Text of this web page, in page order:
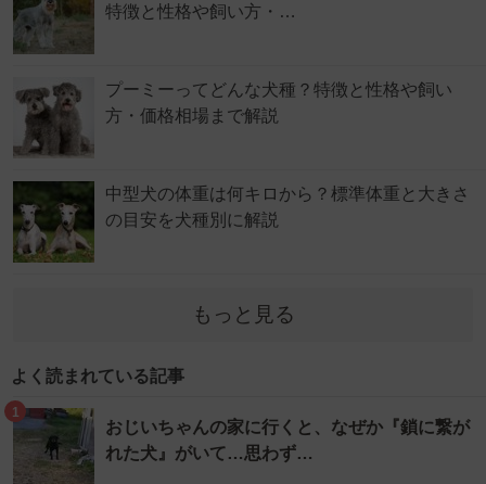
特徴と性格や飼い方・…
プーミーってどんな犬種？特徴と性格や飼い
方・価格相場まで解説
中型犬の体重は何キロから？標準体重と大きさ
の目安を犬種別に解説
もっと見る
よく読まれている記事
1
おじいちゃんの家に行くと、なぜか『鎖に繋が
れた犬』がいて…思わず…